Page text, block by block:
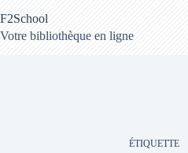
au
contenu
F2School
Votre bibliothèque en ligne
ÉTIQUETTE